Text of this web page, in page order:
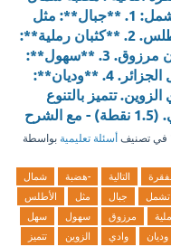
أفريقيا تشمل: 1. **جبال**: مثل
جبال الأطلس. 2. **كثبان رملية**:
مثل كثبان مرزوق. 3. **سهول**:
مثل سهل الجزائر. 4. **وديان**:
تتميز بالتنوع
الشرح
في تصنيف أسئلة تعليمية بواسطة
التالية -هضبة
شمال
تشمل جبال مثل
الأطلس
مرزوق سهول
سهل
وديان وادي الزوين
تتميز